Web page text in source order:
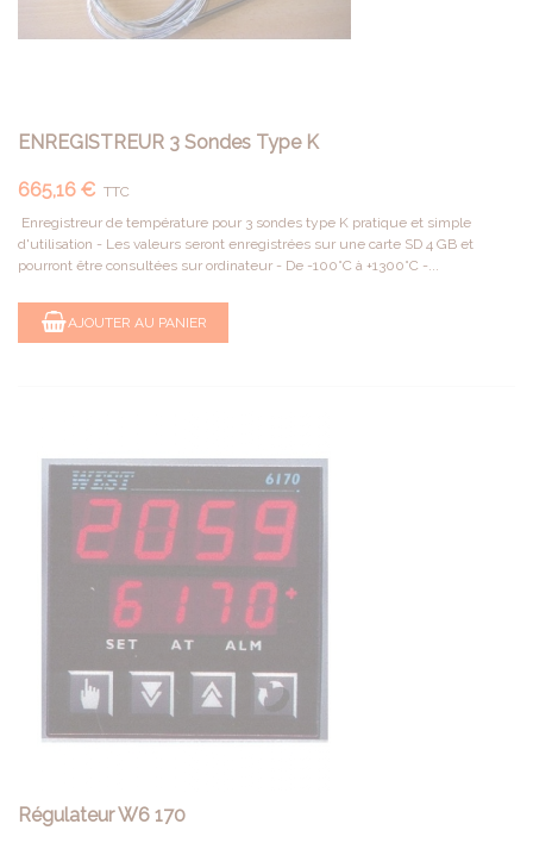
ENREGISTREUR 3 Sondes Type K
665,16 € TTC
Enregistreur de température pour 3 sondes type K pratique et simple
d'utilisation - Les valeurs seront enregistrées sur une carte SD 4 GB et
pourront être consultées sur ordinateur - De -100°C à +1300°C -...
AJOUTER AU PANIER
Régulateur W6 170